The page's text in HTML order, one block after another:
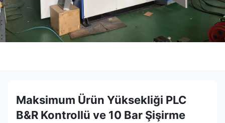
Maksimum Ürün Yüksekliği PLC
B&R Kontrollü ve 10 Bar Şişirme